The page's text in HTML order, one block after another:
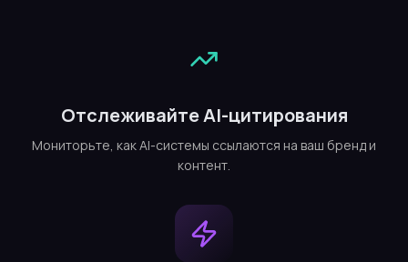
Отслеживайте AI-цитирования
Мониторьте, как AI-системы ссылаются на ваш бренд и
контент.